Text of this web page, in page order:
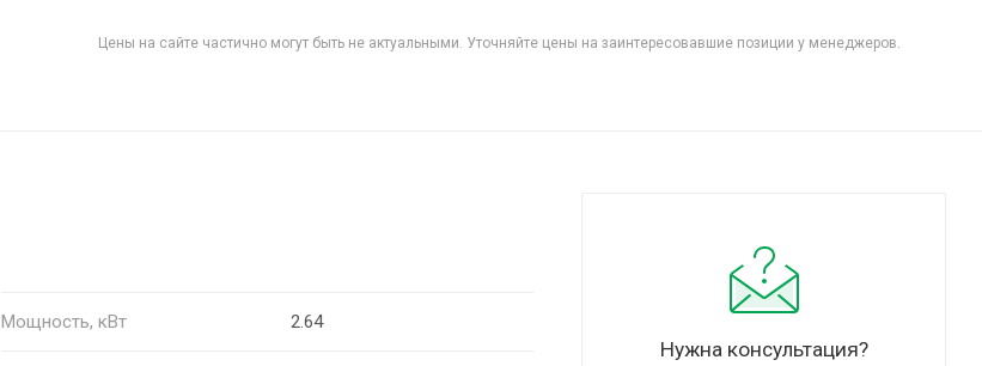
Цены на сайте частично могут быть не актуальными. Уточняйте цены на заинтересовавшие позиции у менеджеров.
Мощность, кВт 2.64
Нужна консультация?